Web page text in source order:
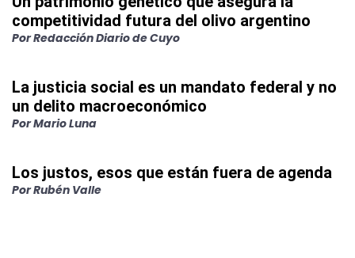
competitividad futura del olivo argentino
PorRedacción Diario de Cuyo
La justicia social es un mandato federal y no
un delito macroeconómico
PorMario Luna
Los justos, esos que están fuera de agenda
PorRubén Valle